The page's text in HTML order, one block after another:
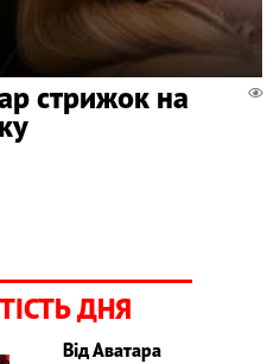
стрижок на
ДНЯ
Від Аватара